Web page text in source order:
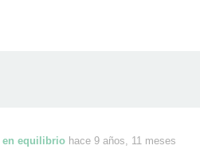
en equilibrio hace 9 años, 11 meses